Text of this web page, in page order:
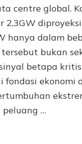
centre global.
2,3GW
hanya dalam
tersebut bukan
betapa
fondasi ekonomi
peluang …